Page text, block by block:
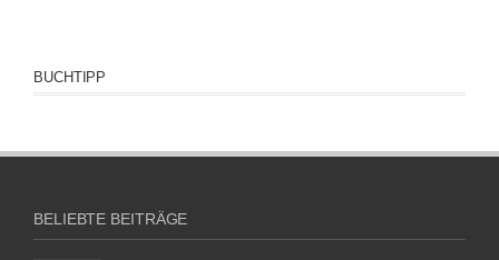
BUCHTIPP
BELIEBTE BEITRÄGE